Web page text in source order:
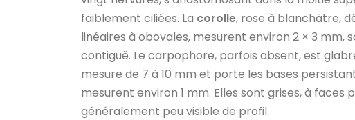
faiblement ciliées. La corolle, rose à blanchâtre,
linéaires à obovales, mesurent environ 2 × 3 mm,
contiguë. Le carpophore, parfois absent, est
mesure de 7 à 10 mm et porte les bases
mesurent environ 1 mm. Elles sont grises, à
généralement peu visible de profil.